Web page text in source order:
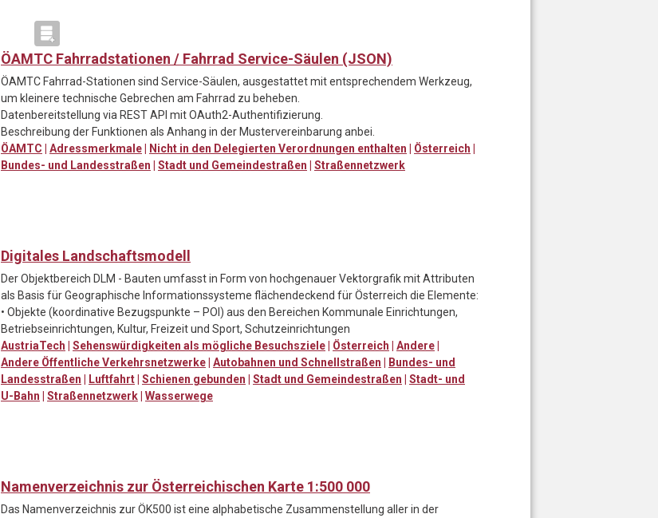
ÖAMTC Fahrradstationen / Fahrrad Service-Säulen (JSON)
ÖAMTC Fahrrad-Stationen sind Service-Säulen, ausgestattet mit entsprechendem Werkzeug,
um kleinere technische Gebrechen am Fahrrad zu beheben.
Datenbereitstellung via REST API mit OAuth2-Authentifizierung.
Beschreibung der Funktionen als Anhang in der Mustervereinbarung anbei.
ÖAMTC | Adressmerkmale| Nicht in den Delegierten Verordnungen enthalten | Österreich |
Bundes- und Landesstraßen | Stadt und Gemeindestraßen | Straßennetzwerk
Digitales Landschaftsmodell
Der Objektbereich DLM - Bauten umfasst in Form von hochgenauer Vektorgrafik mit Attributen
als Basis für Geographische Informationssysteme flächendeckend für Österreich die Elemente:
• Objekte (koordinative Bezugspunkte – POI) aus den Bereichen Kommunale Einrichtungen,
Betriebseinrichtungen, Kultur, Freizeit und Sport, Schutzeinrichtungen
AustriaTech | Sehenswürdigkeiten als mögliche Besuchsziele| Österreich | Andere|
Andere Öffentliche Verkehrsnetzwerke| Autobahnen und Schnellstraßen | Bundes- und
Landesstraßen | Luftfahrt| Schienen gebunden | Stadt und Gemeindestraßen | Stadt- und
U-Bahn | Straßennetzwerk| Wasserwege
Namenverzeichnis zur Österreichischen Karte 1:500 000
Das Namenverzeichnis zur ÖK500 ist eine alphabetische Zusammenstellung aller in der